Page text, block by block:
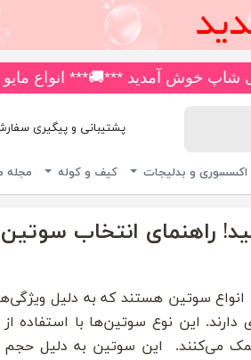
اسلیپ، دامن دار، پا ار و یکسره با بیش از 180 مدل متنوع *** جدیدترین و
پشتیبانی و پیگیری سفارش 7743005
اکسسوری و بدلیجات کیف و کوله مجله
راهنمای انتخاب
سوتین هستند که به دلیل
دارند. این نوع سوتین‌ها با
می‌کنند. این سوتین به دلیل حجم